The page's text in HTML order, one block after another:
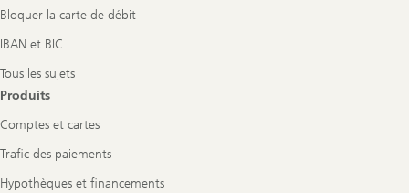
Bloquer la carte de débit
IBAN et BIC
Tous les sujets
Produits
Comptes et cartes
Trafic des paiements
Hypothèques et financements